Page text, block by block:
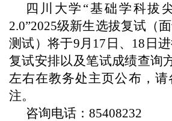
四川大学“基础学科拔
2.0”2025级新生选拔复试（
测试）将于9月1 7日 、 18日
复试安排以及笔试成绩查询
左右在教务处主页公布，
注。
咨询电话：85408232